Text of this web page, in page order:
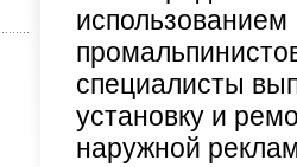
использованием
специалисты
установку и
наружной